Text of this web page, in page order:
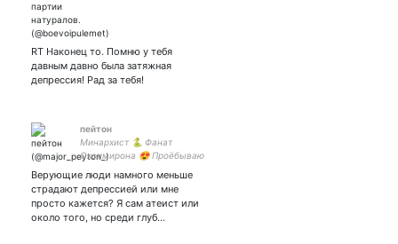
RT Наконец то. Помню у тебя
давным давно была затяжная
депрессия! Рад за тебя!
пейтон
Минархист 🐍 Фанат
Оксимирона 😍 Проёбываю
стараюсь перестать это
делать
Верующие люди намного меньше
страдают депрессией или мне
просто кажется? Я сам атеист или
около того, но среди глуб…